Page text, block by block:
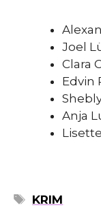
Joel
Clara
Edvin
Anja
ETIKETTER
KRIM